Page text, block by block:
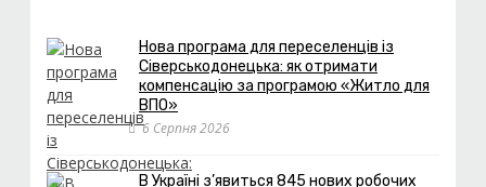
Нова програма для переселенців із
Сіверськодонецька: як отримати
компенсацію за програмою «Житло для
ВПО»
6 Серпня 2026
В Україні з’явиться 845 нових робочих